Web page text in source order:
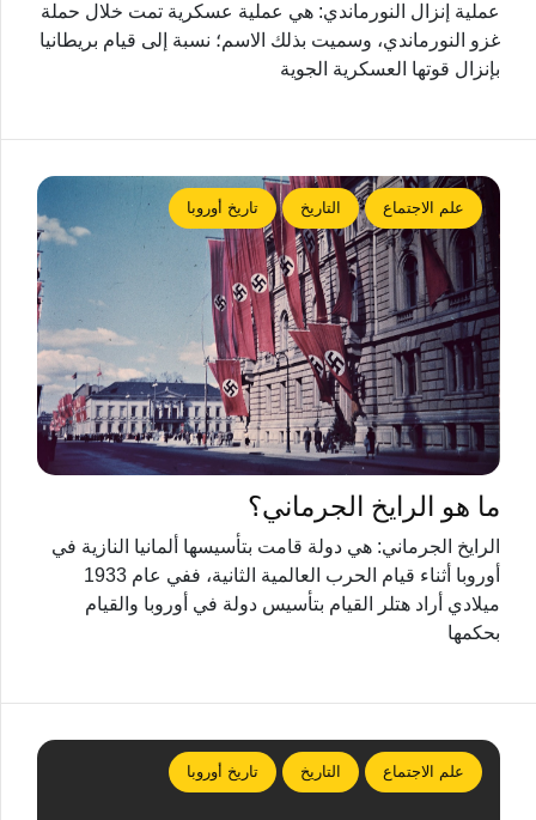
عملية إنزال النورماندي: هي عملية عسكرية تمت خلال حملة
غزو النورماندي، وسميت بذلك الاسم؛ نسبة إلى قيام بريطانيا
بإنزال قوتها العسكرية الجوية
علم الاجتماع التاريخ تاريخ أوروبا
ما هو الرايخ الجرماني؟
الرايخ الجرماني: هي دولة قامت بتأسيسها ألمانيا النازية في
أوروبا أثناء قيام الحرب العالمية الثانية، ففي عام 1933
ميلادي أراد هتلر القيام بتأسيس دولة في أوروبا والقيام
بحكمها
علم الاجتماع التاريخ تاريخ أوروبا